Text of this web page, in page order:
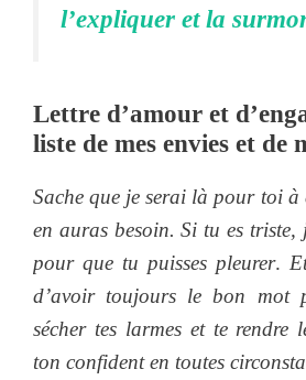
l’expliquer et la
Lettre d’amour et
liste de mes envies et de
Sache que je serai là pour toi à
en auras besoin. Si tu es triste,
pour que tu puisses pleurer.
d’avoir toujours le bon mot
sécher tes larmes et te rendre
ton confident en toutes